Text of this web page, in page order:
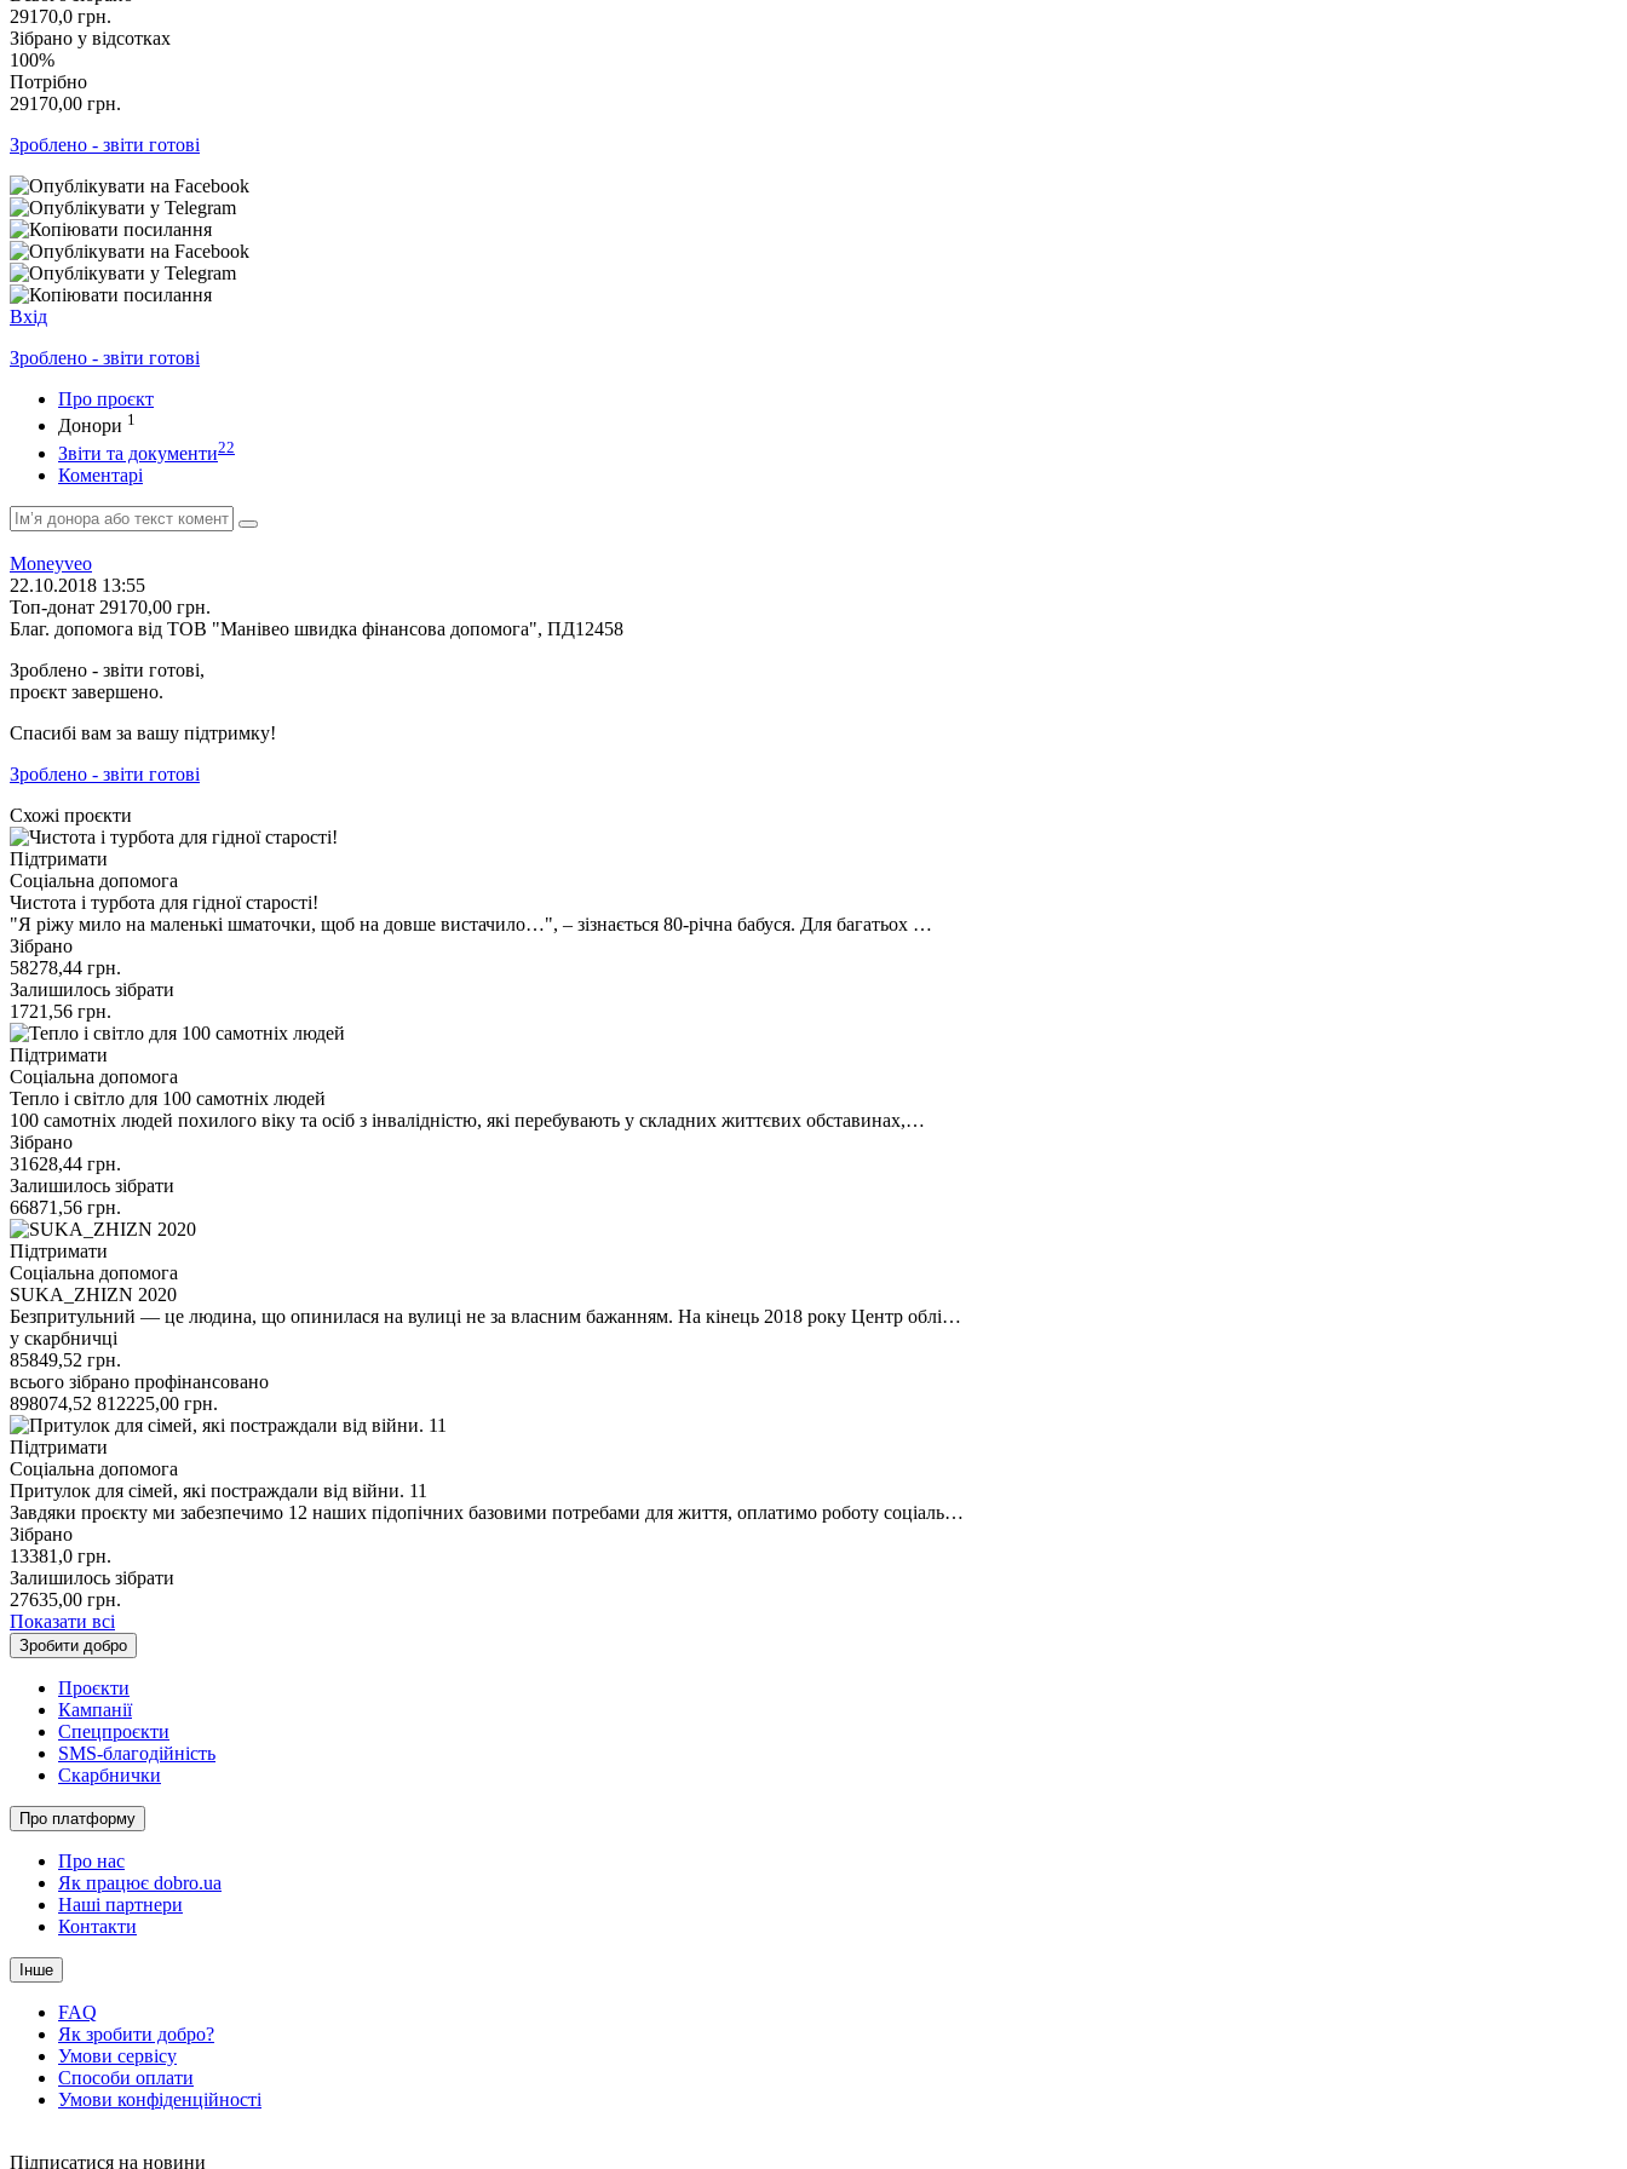
29170,0 грн.
Зібрано у відсотках
100%
Потрібно
29170,00 грн.
Зроблено - звіти готові
Вхід
Зроблено - звіти готові
Про проєкт
Донори 1
Звіти та документи22
Коментарі
Moneyveo
22.10.2018 13:55
Топ-донат 29170,00 грн.
Благ. допомога від ТОВ "Манівео швидка фінансова допомога", ПД12458
Зроблено - звіти готові,
проєкт завершено.
Спасибі вам за вашу підтримку!
Зроблено - звіти готові
Схожі проєкти
Підтримати
Соціальна допомога
Чистота і турбота для гідної старості!
"Я ріжу мило на маленькі шматочки, щоб на довше вистачило…", – зізнається 80-річна бабуся. Для багатьох …
Зібрано
58278,44 грн.
Залишилось зібрати
1721,56 грн.
Підтримати
Соціальна допомога
Тепло і світло для 100 самотніх людей
100 самотніх людей похилого віку та осіб з інвалідністю, які перебувають у складних життєвих обставинах,…
Зібрано
31628,44 грн.
Залишилось зібрати
66871,56 грн.
Підтримати
Соціальна допомога
SUKA_ZHIZN 2020
Безпритульний — це людина, що опинилася на вулиці не за власним бажанням. На кінець 2018 року Центр облі…
у скарбничці
85849,52 грн.
всього зібрано профінансовано
898074,52 812225,00 грн.
Підтримати
Соціальна допомога
Притулок для сімей, які постраждали від війни. 11
Завдяки проєкту ми забезпечимо 12 наших підопічних базовими потребами для життя, оплатимо роботу соціаль…
Зібрано
13381,0 грн.
Залишилось зібрати
27635,00 грн.
Показати всі
Зробити добро
Проєкти
Кампанії
Спецпроєкти
SMS-благодійність
Скарбнички
Про платформу
Про нас
Як працює dobro.ua
Наші партнери
Контакти
Інше
FAQ
Як зробити добро?
Умови сервісу
Способи оплати
Умови конфіденційності
Підписатися на новини